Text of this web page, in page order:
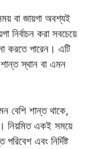
বা জায়গা অবশ্যই
করা সবচেয়ে
করতে পারেন। এটি
স্থান বা এমন
বেশি শান্ত থাকে,
নিয়মিত একই সময়ে
এবং নির্দিষ্ট